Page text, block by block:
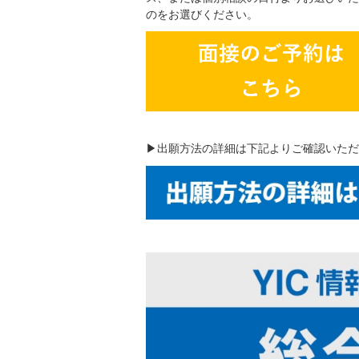
のをお選びください。
▶出願方法の詳細は下記よりご確認いた